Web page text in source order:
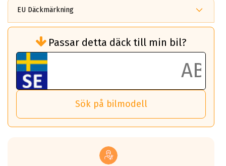
EU Däckmärkning
bränsleförbrukningen)
Det ska vara en betygsskala från klass A
till G för rullmotstånd.
Ett klass A däck kommer ha 6,5% bättre
bränsleförbrukning än ett klass G däck.
Det betyder att om man kör 10,000 km,
så sparar man 50 liter bränsle med ett
vilken körstil du använder.
Passar detta däck till min bil?
Sök på bilmodell